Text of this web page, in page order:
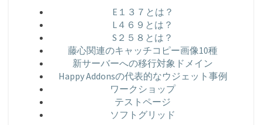
E１３７とは？
L４６９とは？
S２５８とは？
藤心関連のキャッチコピー画像10種
新サーバーへの移行対象ドメイン
Happy Addonsの代表的なウジェット事例
ワークショップ
テストページ
ソフトグリッド